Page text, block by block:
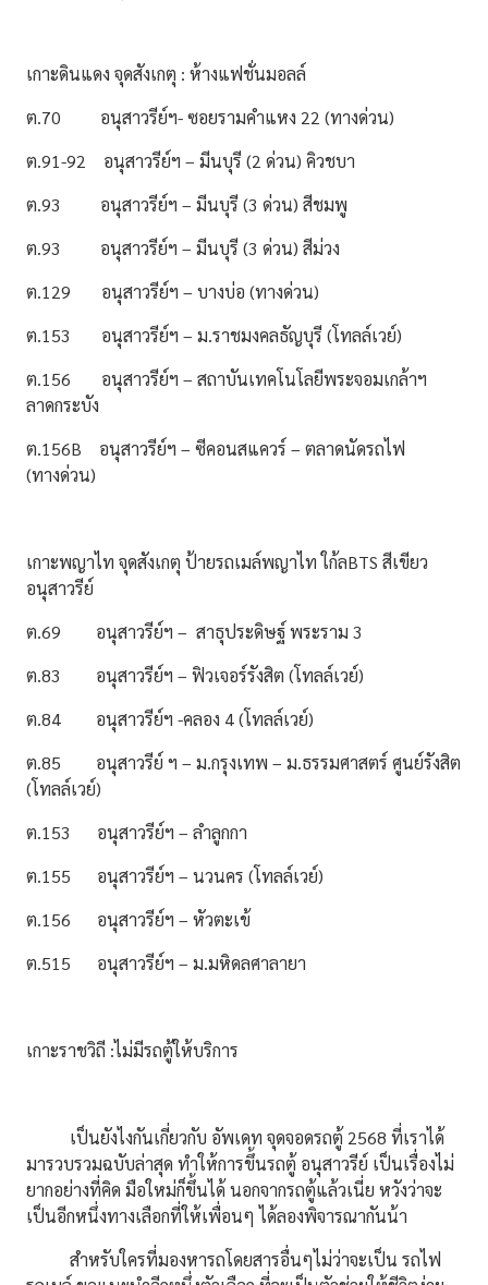
เกาะดินแดง จุดสังเกตุ : ห้างแฟชั่นมอลล์
ต.70 อนุสาวรีย์ฯ- ซอยรามคำแหง 22 (ทางด่วน)
ต.91-92 อนุสาวรีย์ฯ – มีนบุรี (2 ด่วน) คิวชบา
ต.93 อนุสาวรีย์ฯ – มีนบุรี (3 ด่วน) สีชมพู
ต.93 อนุสาวรีย์ฯ – มีนบุรี (3 ด่วน) สีม่วง
ต.129 อนุสาวรีย์ฯ – บางบ่อ (ทางด่วน)
ต.153 อนุสาวรีย์ฯ – ม.ราชมงคลธัญบุรี (โทลล์เวย์)
ต.156 อนุสาวรีย์ฯ – สถาบันเทคโนโลยีพระจอมเกล้าฯ
ลาดกระบัง
ต.156B อนุสาวรีย์ฯ – ซีคอนสแควร์ – ตลาดนัดรถไฟ
(ทางด่วน)
เกาะพญาไท จุดสังเกตุ ป้ายรถเมล์พญาไท ใก้ลBTS สีเขียว
อนุสาวรีย์
ต.69 อนุสาวรีย์ฯ – สาธุประดิษฐ์ พระราม 3
ต.83 อนุสาวรีย์ฯ – ฟิวเจอร์รังสิต (โทลล์เวย์)
ต.84 อนุสาวรีย์ฯ -คลอง 4 (โทลล์เวย์)
ต.85 อนุสาวรีย์ ฯ – ม.กรุงเทพ – ม.ธรรมศาสตร์ ศูนย์รังสิต
(โทลล์เวย์)
ต.153 อนุสาวรีย์ฯ – ลำลูกกา
ต.155 อนุสาวรีย์ฯ – นวนคร (โทลล์เวย์)
ต.156 อนุสาวรีย์ฯ – หัวตะเข้
ต.515 อนุสาวรีย์ฯ – ม.มหิดลศาลายา
เกาะราชวิถี :ไม่มีรถตู้ให้บริการ
เป็นยังไงกันเกี่ยวกับ อัพเดท จุดจอดรถตู้ 2568 ที่เราได้
มารวบรวมฉบับล่าสุด ทำให้การขึ้นรถตู้ อนุสาวรีย์ เป็นเรื่องไม่
ยากอย่างที่คิด มือใหม่ก็ขึ้นได้ นอกจากรถตู้แล้วเนี่ย หวังว่าจะ
เป็นอีกหนึ่งทางเลือกที่ให้เพื่อนๆ ได้ลองพิจารณากันน้า
สำหรับใครที่มองหารถโดยสารอื่นๆไม่ว่าจะเป็น รถไฟ